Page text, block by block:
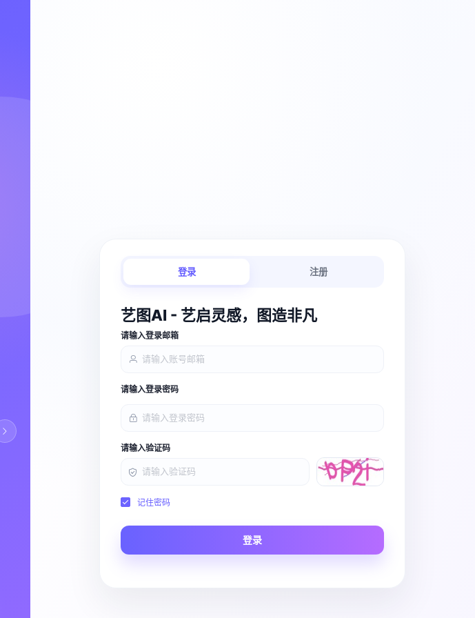
从脚本、分镜到视频生成，保持创作链路连贯顺畅。
Scene
登录 注册
艺图AI - 艺启灵感，图造非凡
请输入登录邮箱
请输入登录密码
请输入验证码
记住密码
登录